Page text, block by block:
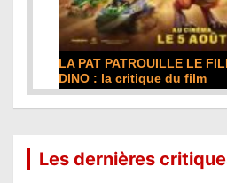
LA PAT PATROUILLE LE
DINO : la critique du film
Les dernières